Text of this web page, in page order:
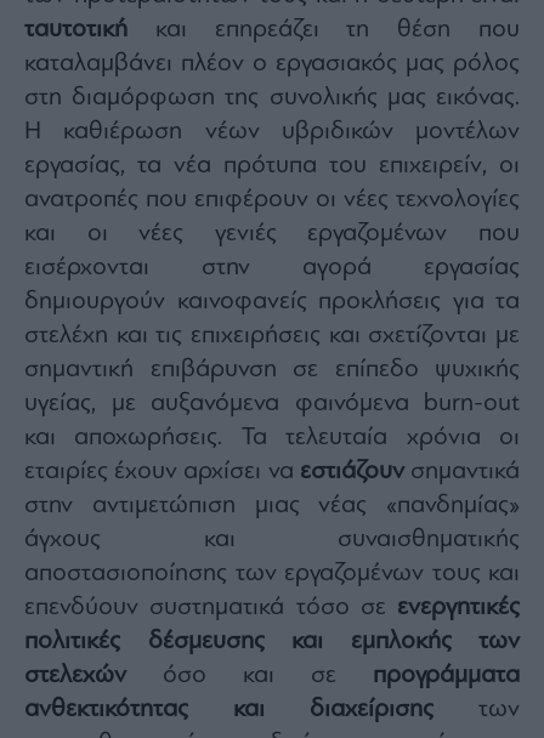
ταυτοτική και επηρεάζει τη θέση που
καταλαμβάνει πλέον ο εργασιακός μας ρόλος
στη διαμόρφωση της συνολικής μας εικόνας.
Η καθιέρωση νέων υβριδικών μοντέλων
εργασίας, τα νέα πρότυπα του επιχειρείν, οι
ανατροπές που επιφέρουν οι νέες τεχνολογίες
και οι νέες γενιές εργαζομένων που
εισέρχονται στην αγορά εργασίας
δημιουργούν καινοφανείς προκλήσεις για τα
στελέχη και τις επιχειρήσεις και σχετίζονται με
σημαντική επιβάρυνση σε επίπεδο ψυχικής
υγείας, με αυξανόμενα φαινόμενα burn-out
και αποχωρήσεις. Τα τελευταία χρόνια οι
εταιρίες έχουν αρχίσει να εστιάζουνσημαντικά
στην αντιμετώπιση μιας νέας «πανδημίας»
άγχους και συναισθηματικής
αποστασιοποίησης των εργαζομένων τους και
επενδύουν συστηματικά τόσο σε ενεργητικές
πολιτικές δέσμευσης και εμπλοκής των
στελεχώνόσο και σε προγράμματα
ανθεκτικότητας και διαχείρισης των